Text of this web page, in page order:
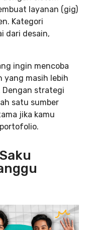
layanan (gig)
Kategori
dari desain,
ingin mencoba
yang masih lebih
strategi
satu sumber
jika kamu